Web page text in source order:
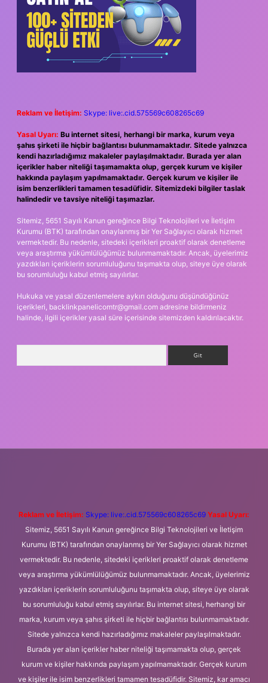
Reklam ve İletişim: Skype: live:.cid.575569c608265c69
Yasal Uyarı: Bu internet sitesi, herhangi bir marka, kurum veya
şahıs şirketi ile hiçbir bağlantısı bulunmamaktadır. Sitede yalnızca
kendi hazırladığımız makaleler paylaşılmaktadır. Burada yer alan
içerikler haber niteliği taşımamakta olup, gerçek kurum ve kişiler
hakkında paylaşım yapılmamaktadır. Gerçek kurum ve kişiler ile
isim benzerlikleri tamamen tesadüfidir. Sitemizdeki bilgiler taslak
halindedir ve tavsiye niteliği taşımazlar.
Sitemiz, 5651 Sayılı Kanun gereğince Bilgi Teknolojileri ve İletişim
Kurumu (BTK) tarafından onaylanmış bir Yer Sağlayıcı olarak hizmet
vermektedir. Bu nedenle, sitedeki içerikleri proaktif olarak denetleme
veya araştırma yükümlülüğümüz bulunmamaktadır. Ancak, üyelerimiz
yazdıkları içeriklerin sorumluluğunu taşımakta olup, siteye üye olarak
bu sorumluluğu kabul etmiş sayılırlar.
Hukuka ve yasal düzenlemelere aykırı olduğunu düşündüğünüz
içerikleri, backlinkpanelicomtr@gmail.com adresine bildirmeniz
halinde, ilgili içerikler yasal süre içerisinde sitemizden kaldırılacaktır.
Reklam ve İletişim: Skype: live:.cid.575569c608265c69 Yasal Uyarı:
Sitemiz, 5651 Sayılı Kanun gereğince Bilgi Teknolojileri ve İletişim
Kurumu (BTK) tarafından onaylanmış bir Yer Sağlayıcı olarak hizmet
vermektedir. Bu nedenle, sitedeki içerikleri proaktif olarak denetleme
veya araştırma yükümlülüğümüz bulunmamaktadır. Ancak, üyelerimiz
yazdıkları içeriklerin sorumluluğunu taşımakta olup, siteye üye olarak
bu sorumluluğu kabul etmiş sayılırlar. Bu internet sitesi, herhangi bir
marka, kurum veya şahıs şirketi ile hiçbir bağlantısı bulunmamaktadır.
Sitede yalnızca kendi hazırladığımız makaleler paylaşılmaktadır.
Burada yer alan içerikler haber niteliği taşımamakta olup, gerçek
kurum ve kişiler hakkında paylaşım yapılmamaktadır. Gerçek kurum
ve kişiler ile isim benzerlikleri tamamen tesadüfidir. Sitemiz, kar amacı